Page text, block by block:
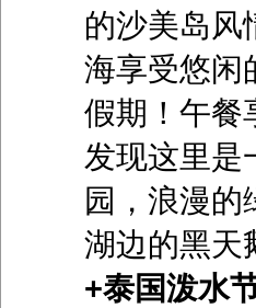
的沙美岛风
海享受悠闲
假期！ 午餐
发现这里是
园，浪漫的
湖边的黑天
+泰国泼水